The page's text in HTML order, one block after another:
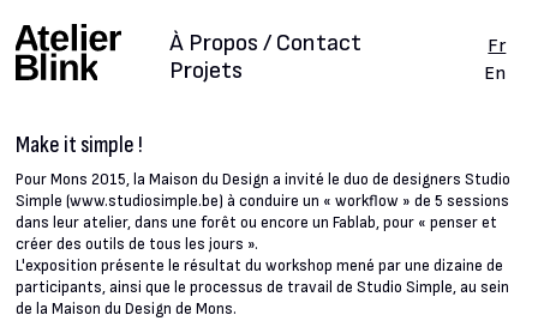
Projets
À Propos / Contact
Fr
En
Make it simple !
Pour Mons 2015, la Maison du Design a invité le duo de designers Studio
Simple (www.studiosimple.be) à conduire un « workflow » de 5 sessions
dans leur atelier, dans une forêt ou encore un Fablab, pour « penser et
créer des outils de tous les jours ».
L'exposition présente le résultat du workshop mené par une dizaine de
participants, ainsi que le processus de travail de Studio Simple, au sein
de la Maison du Design de Mons.